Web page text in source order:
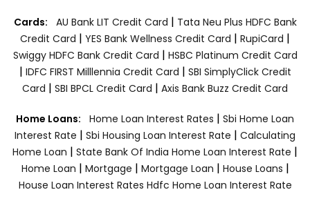
Cards: AU Bank LIT Credit Card | Tata Neu Plus HDFC Bank
Credit Card | YES Bank Wellness Credit Card | RupiCard |
Swiggy HDFC Bank Credit Card | HSBC Platinum Credit Card
| IDFC FIRST Milllennia Credit Card | SBI SimplyClick Credit
Card | SBI BPCL Credit Card | Axis Bank Buzz Credit Card
Home Loans: Home Loan Interest Rates | Sbi Home Loan
Interest Rate | Sbi Housing Loan Interest Rate | Calculating
Home Loan | State Bank Of India Home Loan Interest Rate |
Home Loan | Mortgage | Mortgage Loan | House Loans |
House Loan Interest Rates Hdfc Home Loan Interest Rate